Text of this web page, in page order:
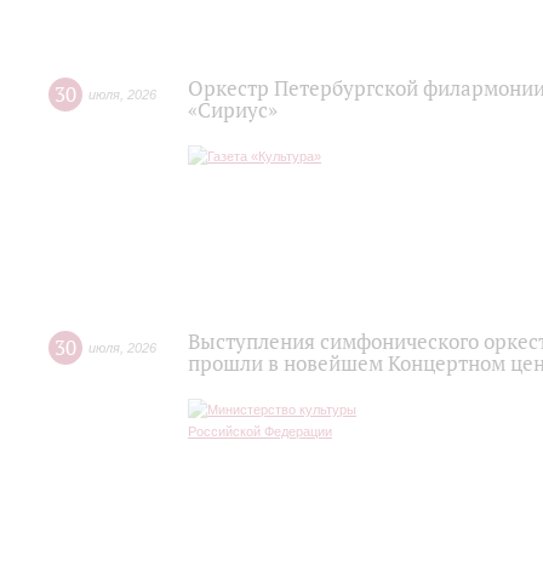
30 июля 2026
Оркестр Петербургской
«Сириус»
30 июля 2026
Выступления симфонического
прошли в новейшем Концертном